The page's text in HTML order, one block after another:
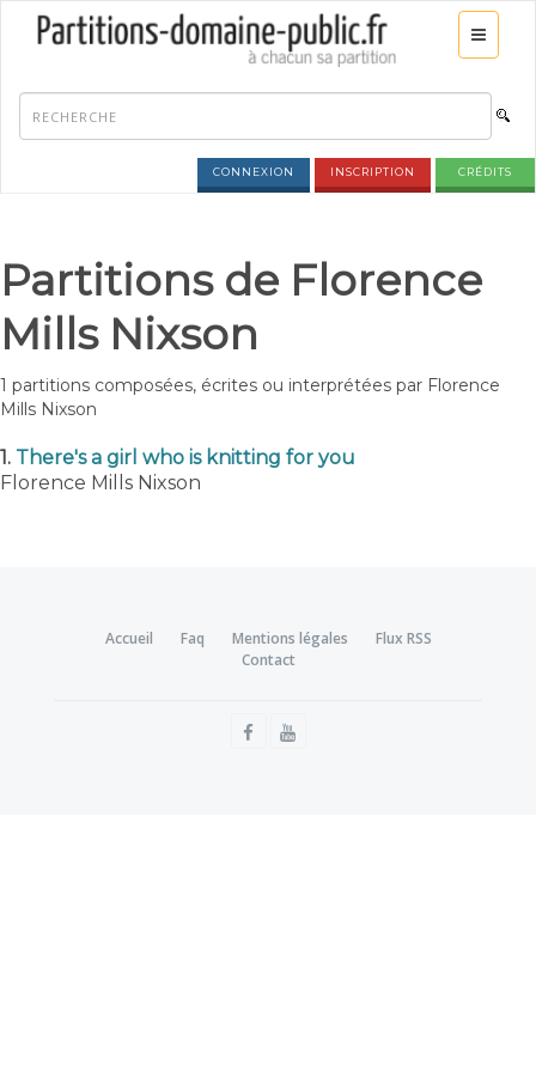
CONNEXION INSCRIPTION CRÉDITS
Partitions de Florence
Mills Nixson
1 partitions composées, écrites ou interprétées par Florence
Mills Nixson
1. There's a girl who is knitting for you
Florence Mills Nixson
Accueil Faq Mentions légales
Flux RSS
Contact